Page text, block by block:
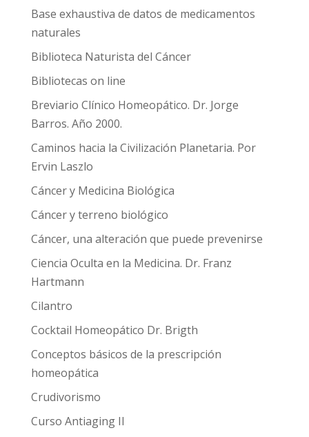
Base exhaustiva de datos de medicamentos
naturales
Biblioteca Naturista del Cáncer
Bibliotecas on line
Breviario Clínico Homeopático. Dr. Jorge
Barros. Año 2000.
Caminos hacia la Civilización Planetaria. Por
Ervin Laszlo
Cáncer y Medicina Biológica
Cáncer y terreno biológico
Cáncer, una alteración que puede prevenirse
Ciencia Oculta en la Medicina. Dr. Franz
Hartmann
Cilantro
Cocktail Homeopático Dr. Brigth
Conceptos básicos de la prescripción
homeopática
Crudivorismo
Curso Antiaging II